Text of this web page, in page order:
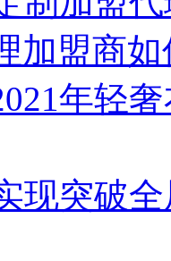
加盟商
年轻
现突破